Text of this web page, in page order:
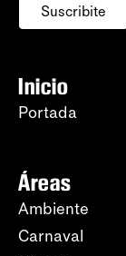
Suscribite
Inicio
Portada
Áreas
Ambiente
Carnaval